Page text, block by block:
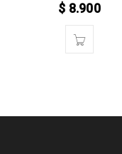
$ 8.900